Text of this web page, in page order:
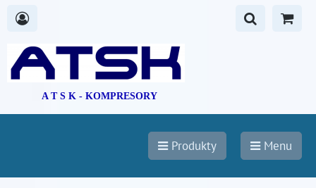
A T S K - KOMPRESORY
Produkty Menu